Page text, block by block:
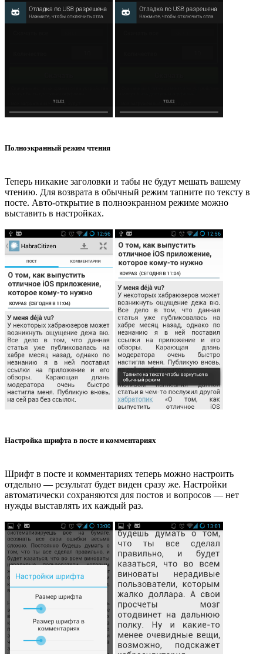
Полноэкранный режим чтения
Теперь никакие заголовки и табы не будут мешать вашему
чтению. Для возврата в обычный режим тапните по тексту в
посте. Авто-открытие в полноэкранном режиме можно
выставить в настройках.
Настройка шрифта в посте и комментариях
Шрифт в посте и комментариях теперь можно настроить
отдельно — результат будет виден сразу же. Настройки
автоматически сохраняются для постов и вопросов — нет
нужды выставлять их каждый раз.